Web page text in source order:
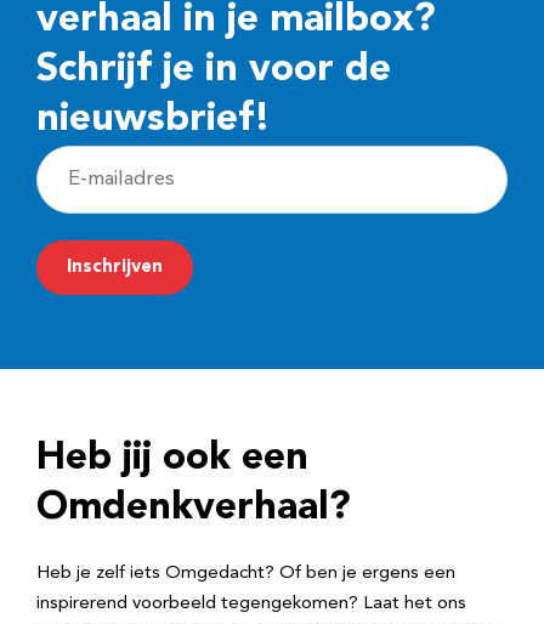
verhaal in je mailbox?
Schrijf je in voor de
nieuwsbrief!
E
-
m
a
r
e
Inschrijven
Heb jij ook een
Omdenkverhaal?
Heb je zelf iets Omgedacht? Of ben je ergens een
inspirerend voorbeeld tegengekomen? Laat het ons